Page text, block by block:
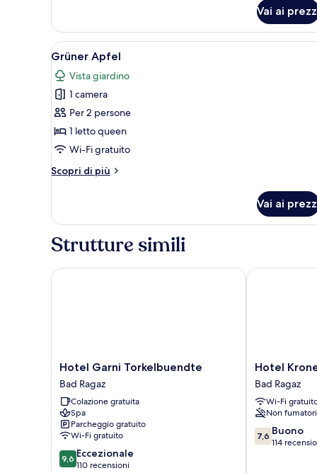
Vai ai
Apri
tutte
le
foto
per
Grüner
Apfel
Una camera d'albergo con
9
Grüner Apfel
Vista giardino
1 camera
Per 2 persone
1 letto queen
Wi-Fi gratuito
Scopri di più
Altri
Apfel
Vai ai
Strutture simili
Hotel
Garni
Torkelbuendte
Bad
Ragaz
Hotel Garni Torkelbuendte
Bad Ragaz
Colazione gratuita
Spa
Parcheggio gratuito
Wi-Fi gratuito
9.6
su
9,6 Eccezionale
110 recensioni
Hotel Garni Torkelbuendte
Hotel
Krone
by
bsmart
Bad
Ragaz
Hotel
Bad Ragaz
Wi-Fi
Non fumatori
7.6
su
7,6 Buono
114
Hotel Krone